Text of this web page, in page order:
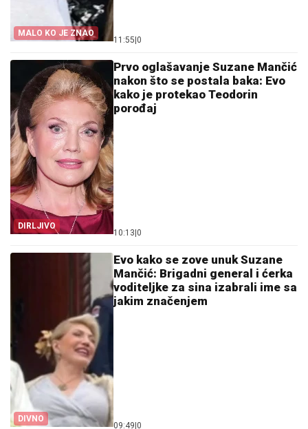
MALO KO JE ZNAO
11:55|0
DIRLJIVO
Prvo oglašavanje Suzane Mančić
nakon što se postala baka: Evo
kako je protekao Teodorin
porođaj
10:13|0
DIVNO
Evo kako se zove unuk Suzane
Mančić: Brigadni general i ćerka
voditeljke za sina izabrali ime sa
jakim značenjem
09:49|0